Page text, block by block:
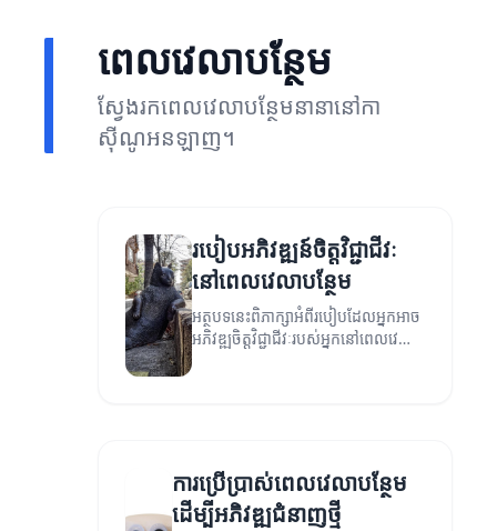
ពេលវេលាបន្ថែម
ស្វែងរកពេលវេលាបន្ថែមនានានៅកា
ស៊ីណូអនឡាញ។
របៀបអភិវឌ្ឍន៍ចិត្តវិជ្ជាជីវៈ
នៅពេលវេលាបន្ថែម
អត្ថបទនេះពិភាក្សាអំពីរបៀបដែលអ្នកអាច
អភិវឌ្ឍចិត្តវិជ្ជាជីវៈរបស់អ្នកនៅពេលវេលា
ការប្រើប្រាស់ពេលវេលាបន្ថែម
ដើម្បីអភិវឌ្ឍជំនាញថ្មី